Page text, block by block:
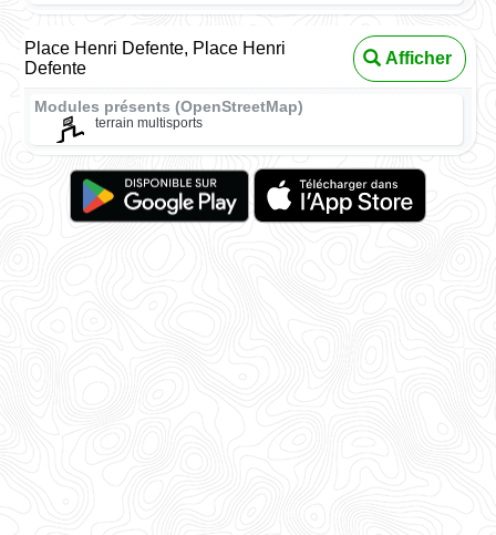
Place Henri Defente, Place Henri
Defente
Afficher
Modules présents (OpenStreetMap)
terrain multisports